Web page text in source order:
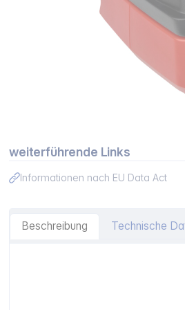
weiterführende Links
Informationen nach EU Data Act
Beschreibung Technische